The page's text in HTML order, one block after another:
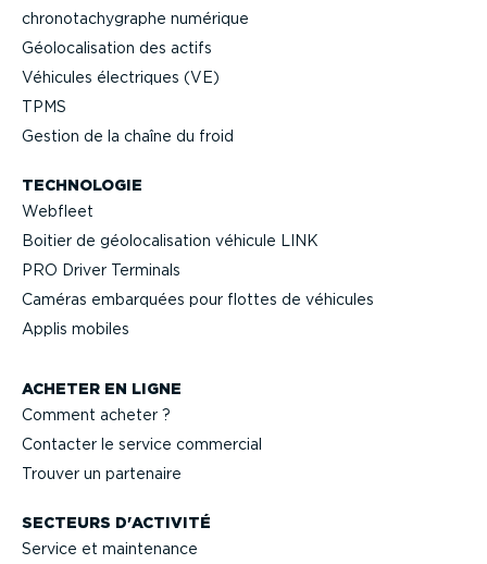
chrono­ta­chy­graphe numérique
Géolo­ca­li­sation des actifs
Véhicules électriques (VE)
TPMS
Gestion de la chaîne du froid
TECHNOLOGIE
Webfleet
Boitier de géolo­ca­li­sation véhicule LINK
PRO Driver Terminals
Caméras embarquées pour flottes de véhicules
Applis mobiles
ACHETER EN LIGNE
Comment acheter ?
Contacter le service commercial
Trouver un partenaire
SECTEURS D'ACTIVITÉ
Service et maintenance